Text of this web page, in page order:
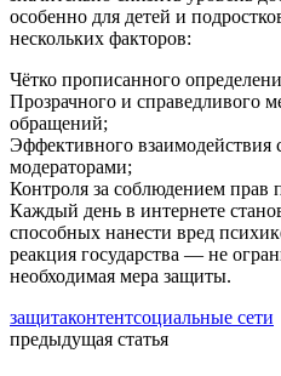
особенно для детей и
нескольких факторов:
Чётко прописанного
Прозрачного и справедливого
обращений;
Эффективного взаимодействия
модераторами;
Контроля за соблюдением прав
Каждый день в интернете
способных нанести вред
реакция государства — не
необходимая мера защиты.
защитаконтентсоциальные сети
предыдущая статья